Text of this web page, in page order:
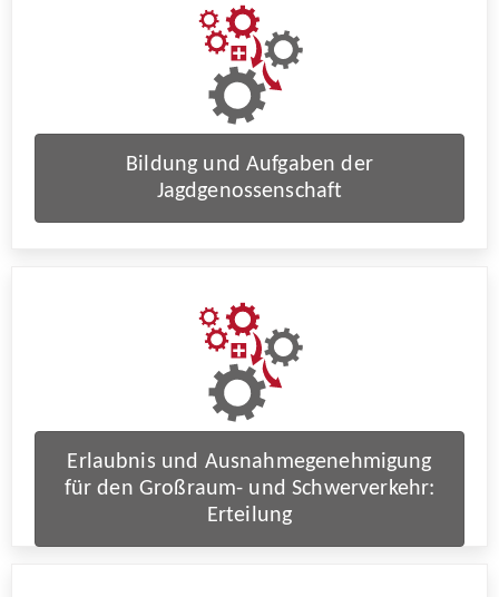
Bildung und Aufgaben der
Jagdgenossenschaft
Erlaubnis und Ausnahmegenehmigung
für den Großraum- und Schwerverkehr:
Erteilung